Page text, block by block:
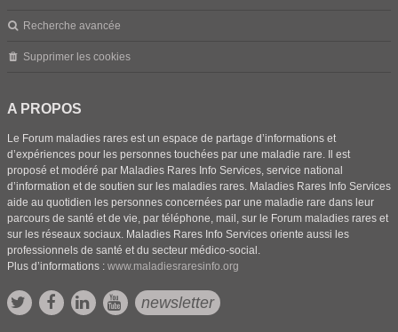
Recherche avancée
Supprimer les cookies
A PROPOS
Le Forum maladies rares est un espace de partage d’informations et
d’expériences pour les personnes touchées par une maladie rare. Il est
proposé et modéré par Maladies Rares Info Services, service national
d’information et de soutien sur les maladies rares. Maladies Rares Info Services
aide au quotidien les personnes concernées par une maladie rare dans leur
parcours de santé et de vie, par téléphone, mail, sur le Forum maladies rares et
sur les réseaux sociaux. Maladies Rares Info Services oriente aussi les
professionnels de santé et du secteur médico-social.
Plus d’informations : www.maladiesraresinfo.org
newsletter